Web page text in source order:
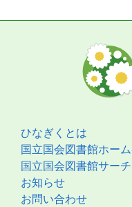
ひなぎくとは
国立国会図書館ホー
国立国会図書館サーチ
お知らせ
お問い合わせ